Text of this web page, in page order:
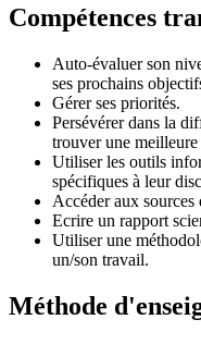
Compétences
Auto-évaluer son
ses prochains
Gérer ses priorités.
Persévérer dans la
trouver une
Utiliser les outils
spécifiques à leur
Accéder aux sources
Ecrire un rapport
Utiliser une
un/son travail.
Méthode